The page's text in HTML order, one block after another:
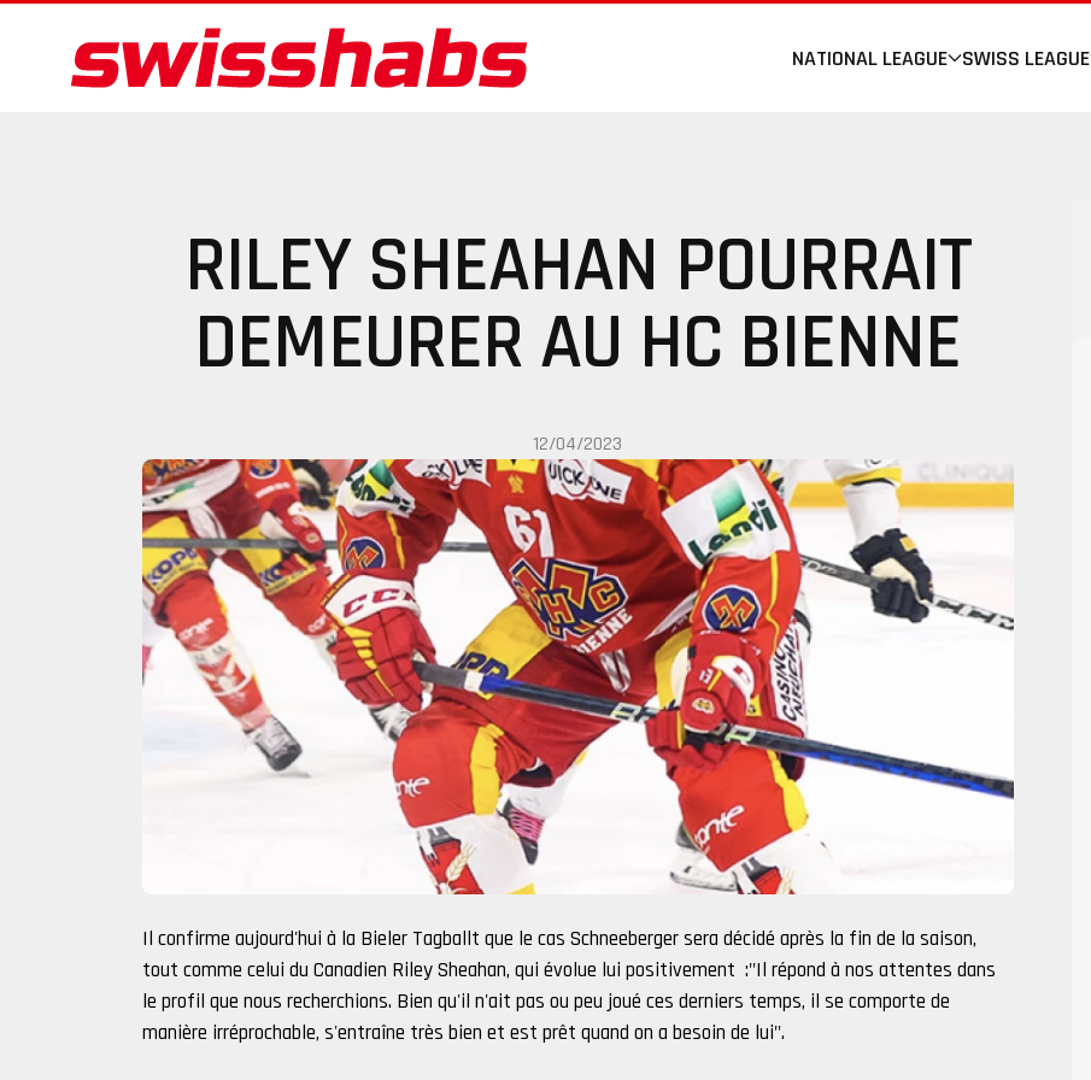
NATIONAL LEAGUE SWISS LEAGUE
RILEY SHEAHAN POURRAIT
DEMEURER AU HC BIENNE
12/04/2023
Il confirme aujourd'hui à la Bieler Tagballt que le cas Schneeberger sera décidé après la fin de la saison,
tout comme celui du Canadien Riley Sheahan, qui évolue lui positivement :"Il répond à nos attentes dans
le profil que nous recherchions. Bien qu'il n'ait pas ou peu joué ces derniers temps, il se comporte de
manière irréprochable, s'entraîne très bien et est prêt quand on a besoin de lui".